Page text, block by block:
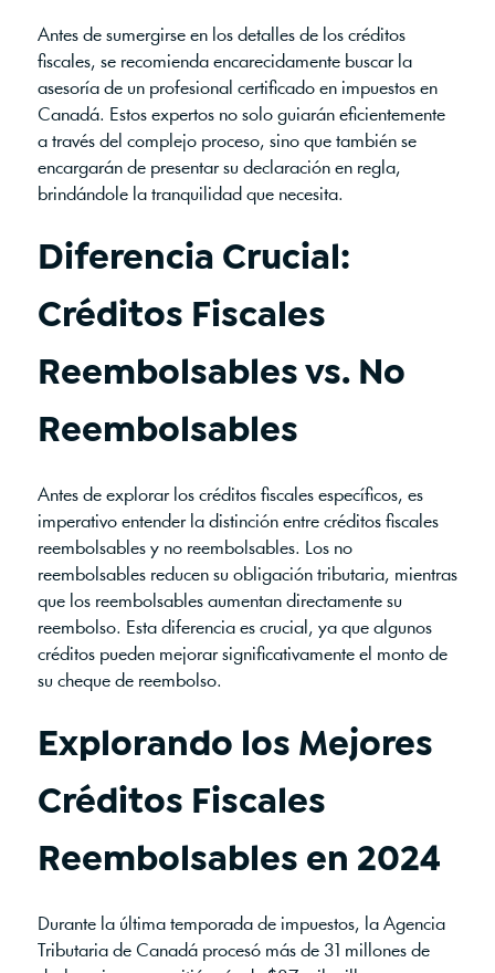
Antes de sumergirse en los detalles de los créditos
fiscales, se recomienda encarecidamente buscar la
asesoría de un profesional certificado en impuestos en
Canadá. Estos expertos no solo guiarán eficientemente
a través del complejo proceso, sino que también se
encargarán de presentar su declaración en regla,
brindándole la tranquilidad que necesita.
Diferencia Crucial:
Créditos Fiscales
Reembolsables vs. No
Reembolsables
Antes de explorar los créditos fiscales específicos, es
imperativo entender la distinción entre créditos fiscales
reembolsables y no reembolsables. Los no
reembolsables reducen su obligación tributaria, mientras
que los reembolsables aumentan directamente su
reembolso. Esta diferencia es crucial, ya que algunos
créditos pueden mejorar significativamente el monto de
su cheque de reembolso.
Explorando los Mejores
Créditos Fiscales
Reembolsables en 2024
Durante la última temporada de impuestos, la Agencia
Tributaria de Canadá procesó más de 31 millones de